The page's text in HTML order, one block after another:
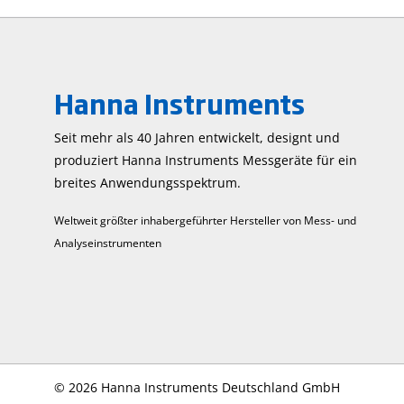
die
Hanna Instruments
Seit mehr als 40 Jahren entwickelt, designt und
produziert Hanna Instruments Mess­geräte für ein
breites Anwendungs­spektrum.
Weltweit größter inhabergeführter Hersteller von Mess- und
Analyseinstrumenten
© 2026 Hanna Instruments Deutschland GmbH